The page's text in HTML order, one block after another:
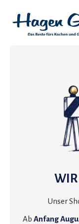
WIR
Unser
Ab Anfang